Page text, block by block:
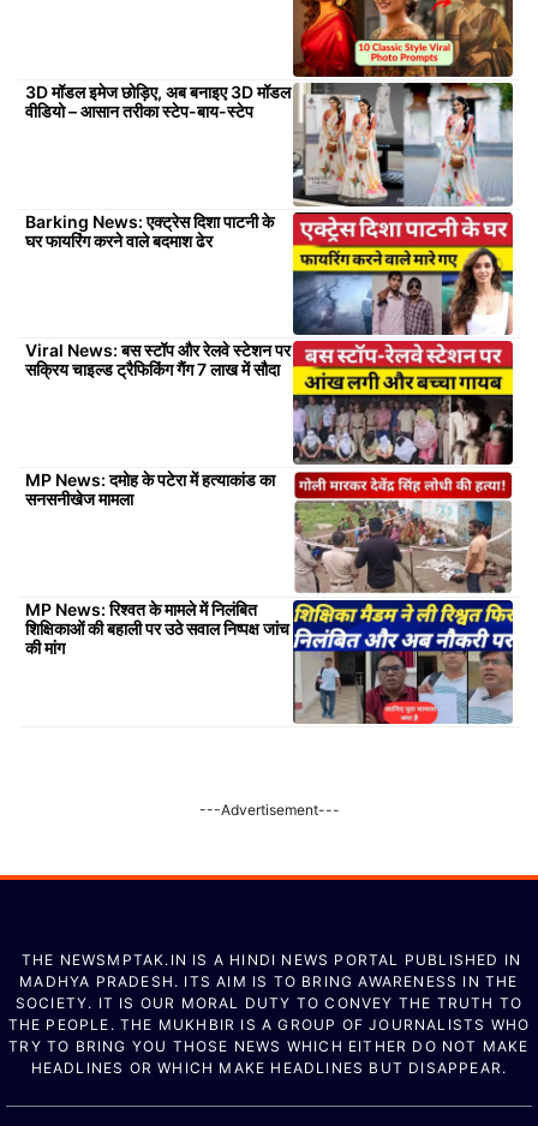
3D मॉडल इमेज छोड़िए, अब बनाइए 3D मॉडल
वीडियो – आसान तरीका स्टेप-बाय-स्टेप
Barking News: एक्ट्रेस दिशा पाटनी के
घर फायरिंग करने वाले बदमाश ढेर
Viral News: बस स्टॉप और रेलवे स्टेशन पर
सक्रिय चाइल्ड ट्रैफिकिंग गैंग 7 लाख में सौदा
MP News: दमोह के पटेरा में हत्याकांड का
सनसनीखेज मामला
MP News: रिश्वत के मामले में निलंबित
शिक्षिकाओं की बहाली पर उठे सवाल निष्पक्ष जांच
की मांग
---Advertisement---
THE NEWSMPTAK.IN IS A HINDI NEWS PORTAL PUBLISHED IN
MADHYA PRADESH. ITS AIM IS TO BRING AWARENESS IN THE
SOCIETY. IT IS OUR MORAL DUTY TO CONVEY THE TRUTH TO
THE PEOPLE. THE MUKHBIR IS A GROUP OF JOURNALISTS WHO
TRY TO BRING YOU THOSE NEWS WHICH EITHER DO NOT MAKE
HEADLINES OR WHICH MAKE HEADLINES BUT DISAPPEAR.